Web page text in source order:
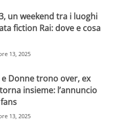
un weekend tra i luoghi
fiction Rai: dove e cosa
13, 2025
Donne trono over, ex
insieme: l’annuncio
13, 2025